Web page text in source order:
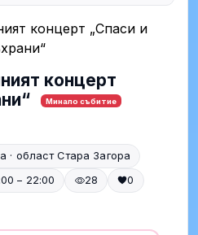
концерт
Минало събитие
· област Стара Загора
– 22:00 28
0